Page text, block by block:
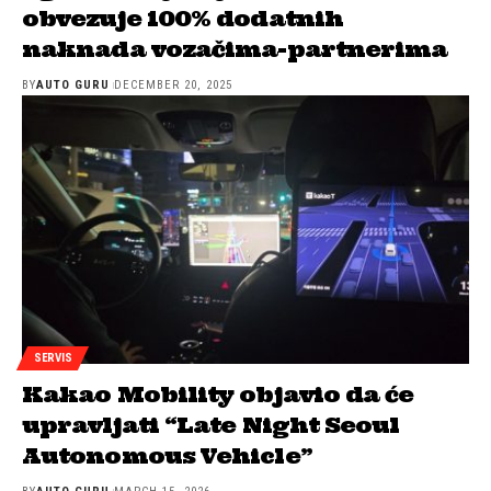
obvezuje 100% dodatnih
naknada vozačima-partnerima
BYAUTO GURU DECEMBER 20, 2025
SERVIS
Kakao Mobility objavio da će
upravljati “Late Night Seoul
Autonomous Vehicle”